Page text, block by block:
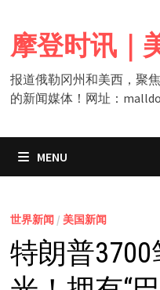
content
摩登时讯｜
报道俄勒冈州和美西，聚
的新闻媒体！网址：
MENU
世界新闻/ 美国新闻
特朗普